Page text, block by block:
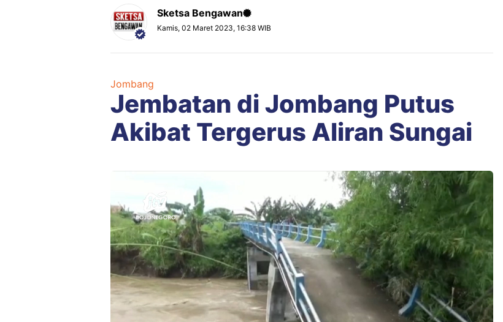
Sketsa Bengawan
Kamis, 02 Maret 2023, 16:38 WIB
Jombang
Jembatan di Jombang Putus
Akibat Tergerus Aliran Sungai